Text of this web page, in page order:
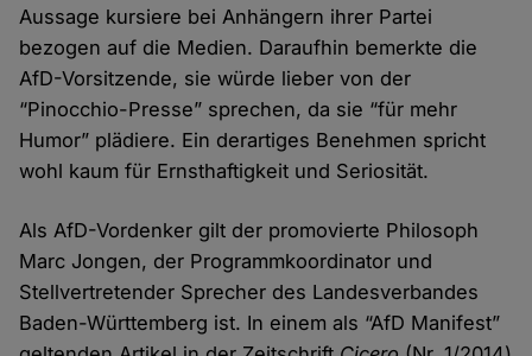
Aussage kursiere bei Anhängern ihrer Partei
bezogen auf die Medien. Daraufhin bemerkte die
AfD-Vorsitzende, sie würde lieber von der
“Pinocchio-Presse” sprechen, da sie “für mehr
Humor” plädiere. Ein derartiges Benehmen spricht
wohl kaum für Ernsthaftigkeit und Seriosität.
Als AfD-Vordenker gilt der promovierte Philosoph
Marc Jongen, der Programmkoordinator und
Stellvertretender Sprecher des Landesverbandes
Baden-Württemberg ist. In einem als “AfD Manifest”